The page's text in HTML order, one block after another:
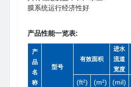
膜系统运行经济性好
产品性能一览表:
产
品
名
称
型号
有效面积
进水
流道
宽度
(ft²) (m²) (mil)